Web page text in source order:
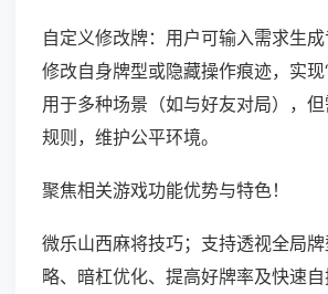
自定义修改牌：用户可输入需求生成
修改自身牌型或隐藏操作痕迹，实现
用于多种场景（如与好友对局），
规则，维护公平环境。
聚焦相关游戏功能优势与特色！
微乐山西麻将技巧；支持透视全局
略、暗杠优化、提高好牌率及快速